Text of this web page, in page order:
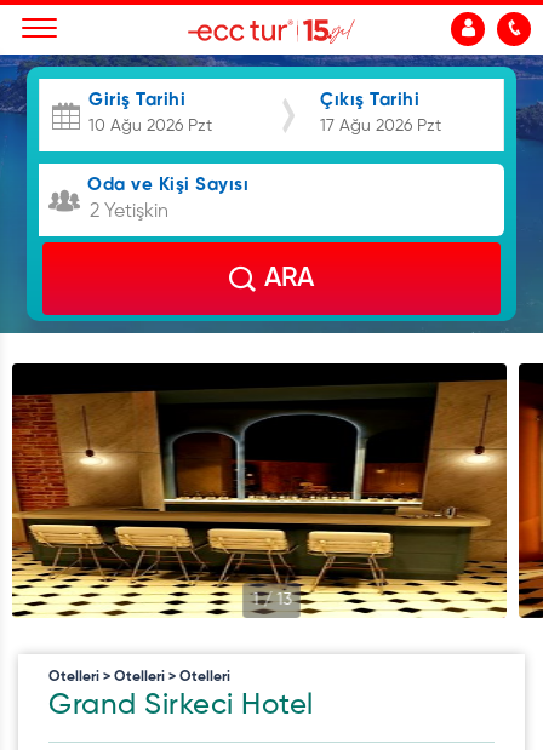
Giriş Tarihi Çıkış Tarihi
Oda ve Kişi Sayısı
2 Yetişkin
ARA
1/13
Otelleri > Otelleri > Otelleri
Grand Sirkeci Hotel